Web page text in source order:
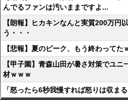
んでるファンは汚いままですよ...
【朗報】ヒカキンなんと実質200万円
う・・・
【悲報】夏のピーク、もう終わってた
【甲子園】青森山田が暑さ対策でユ
材ｗｗｗ
「怒ったら6秒我慢すれば怒りは収ま